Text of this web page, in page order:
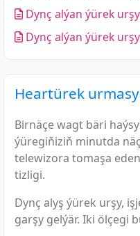
Dynç alýan ýürek
Dynç alýan ýürek
Heartürek
Birnäçe wagt bäri
ýüregiňiziň minutda
telewizora tomaşa
tizligi.
Dynç alyş ýürek urşy,
garşy gelýär. Iki ölçegi